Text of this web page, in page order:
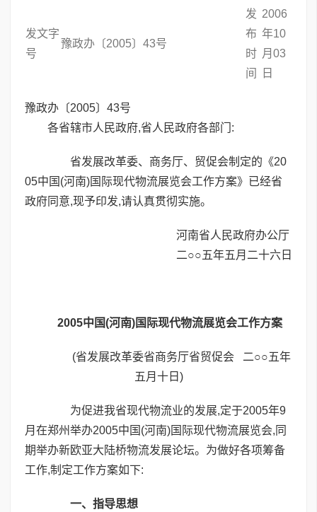
发文字
号
豫政办〔2005〕43号
发
布
时
间
2006
年10
月03
日
豫政办〔2005〕43号
各省辖市人民政府,省人民政府各部门:
省发展改革委、商务厅、贸促会制定的《20
05中国(河南)国际现代物流展览会工作方案》已经省
政府同意,现予印发,请认真贯彻实施。
河南省人民政府办公厅
二○○五年五月二十六日
2005中国(河南)国际现代物流展览会工作方案
(省发展改革委省商务厅省贸促会 二○○五年
五月十日)
为促进我省现代物流业的发展,定于2005年9
月在郑州举办2005中国(河南)国际现代物流展览会,同
期举办新欧亚大陆桥物流发展论坛。为做好各项筹备
工作,制定工作方案如下:
一、指导思想